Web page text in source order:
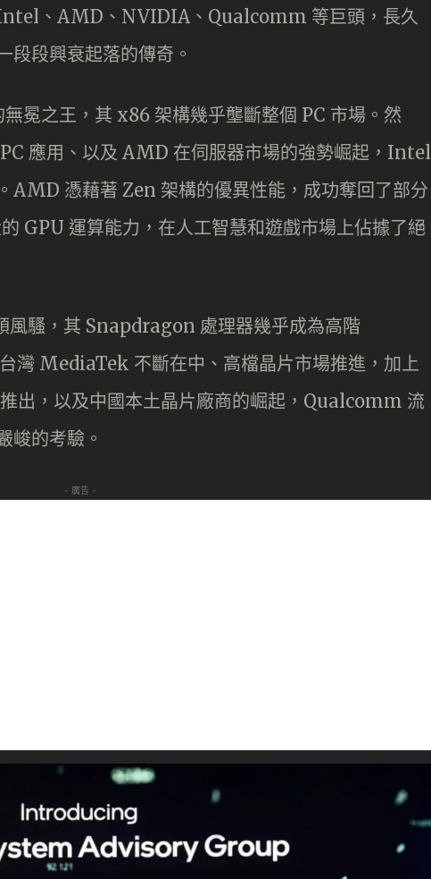
Intel、AMD、NVIDIA、Qualcomm 等巨頭，長久
段段興衰起落的傳奇。
冕之王，其 x86 架構幾乎壟斷整個 PC 市場。然
應用、以及 AMD 在伺服器市場的強勢崛起，Intel
AMD 憑藉著 Zen 架構的優異性能，成功奪回了部分
GPU 運算能力，在人工智慧和遊戲市場上佔據了絕
騷，其 Snapdragon 處理器幾乎成為高階
灣 MediaTek 不斷在中、高檔晶片市場推進，加上
出，以及中國本土晶片廠商的崛起，Qualcomm 流
峻的考驗。
- 廣告 -